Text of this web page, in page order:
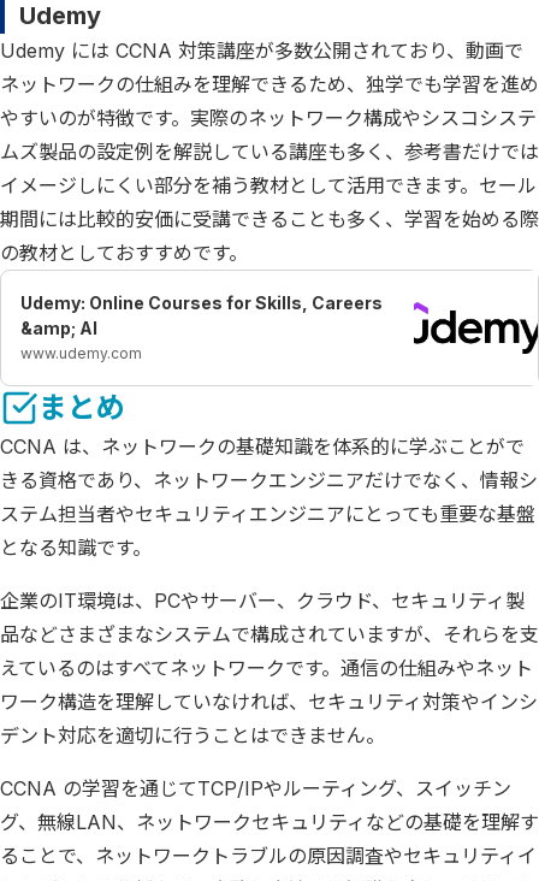
Udemy
Udemy には CCNA 対策講座が多数公開されており、動画で
ネットワークの仕組みを理解できるため、独学でも学習を進め
やすいのが特徴です。実際のネットワーク構成やシスコシステ
ムズ製品の設定例を解説している講座も多く、参考書だけでは
イメージしにくい部分を補う教材として活用できます。セール
期間には比較的安価に受講できることも多く、学習を始める際
の教材としておすすめです。
Udemy: Online Courses for Skills, Careers
&amp; AI
www.udemy.com
まとめ
CCNA は、ネットワークの基礎知識を体系的に学ぶことがで
きる資格であり、ネットワークエンジニアだけでなく、情報シ
ステム担当者やセキュリティエンジニアにとっても重要な基盤
となる知識です。
企業のIT環境は、PCやサーバー、クラウド、セキュリティ製
品などさまざまなシステムで構成されていますが、それらを支
えているのはすべてネットワークです。通信の仕組みやネット
ワーク構造を理解していなければ、セキュリティ対策やインシ
デント対応を適切に行うことはできません。
CCNA の学習を通じてTCP/IPやルーティング、スイッチン
グ、無線LAN、ネットワークセキュリティなどの基礎を理解す
ることで、ネットワークトラブルの原因調査やセキュリティイ